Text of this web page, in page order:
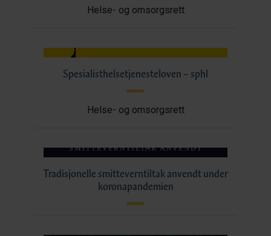
Helse- og omsorgsrett
Spesialisthelsetjenesteloven – sphl
Helse- og omsorgsrett
Tradisjonelle smitteverntiltak anvendt under
koronapandemien